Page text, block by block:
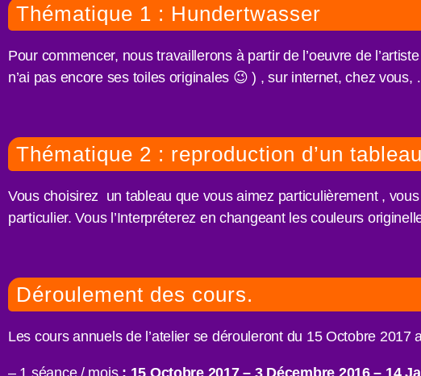
Thématique 1 : Hundertwasser
Pour commencer, nous travaillerons à partir de l’oeuvre de
n’ai pas encore ses toiles originales 😉 ) , sur internet, chez
Thématique 2 : reproduction d’un tableau
Vous choisirez un tableau que vous aimez particulièrement ,
particulier. Vous l’Interpréterez en changeant les couleurs
Déroulement des cours.
Les cours annuels de l’atelier se dérouleront du 15 Octobre 2017
– 1 séance / mois : 15 Octobre 2017– 3 Décembre 2016 – 14